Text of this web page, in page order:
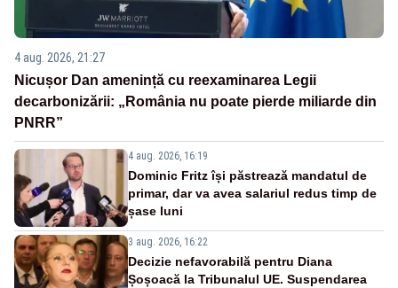
4 aug. 2026, 21:27
Nicușor Dan amenință cu reexaminarea Legii
decarbonizării: „România nu poate pierde miliarde din
PNRR”
4 aug. 2026, 16:19
Dominic Fritz își păstrează mandatul de
primar, dar va avea salariul redus timp de
șase luni
3 aug. 2026, 16:22
Decizie nefavorabilă pentru Diana
Șoșoacă la Tribunalul UE. Suspendarea